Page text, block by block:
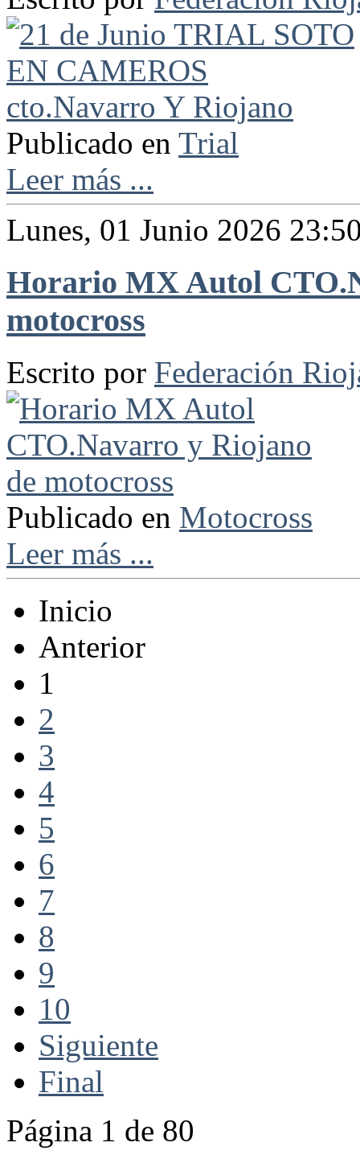
Publicado en Trial
Leer más ...
Lunes, 01 Junio 2026
Horario MX Autol
motocross
Escrito por Federación
Publicado en Motocross
Leer más ...
Inicio
Anterior
1
2
3
4
5
6
7
8
9
10
Siguiente
Final
Página 1 de 80